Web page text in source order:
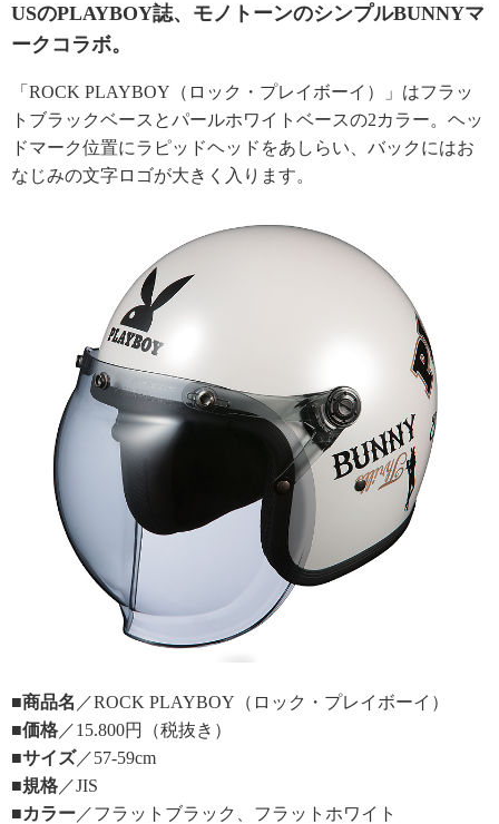
USのPLAYBOY誌、モノトーンのシンプルBUNNYマ
ークコラボ。
「ROCK PLAYBOY（ロック・プレイボーイ）」はフラッ
トブラックベースとパールホワイトベースの2カラー。ヘッ
ドマーク位置にラピッドヘッドをあしらい、バックにはお
なじみの文字ロゴが大きく入ります。
■商品名 ／ROCK PLAYBOY（ロック・プレイボーイ）
■価格 ／15.800円（税抜き）
■サイズ／57-59cm
■規格 ／JIS
■カラー ／フラットブラック、フラットホワイト